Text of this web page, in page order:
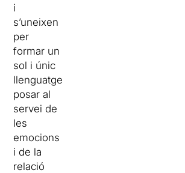
i
s’uneixen
per
formar un
sol i únic
llenguatge
posar al
servei de
les
emocions
i de la
relació